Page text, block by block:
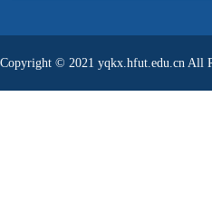
Copyright © 2021 yqkx.hfut.edu.cn